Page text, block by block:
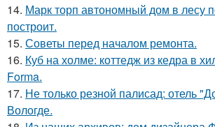
14. Марк торп автономный дом в лесу
построит.
15. Советы перед началом ремонта.
16. Куб на холме: коттедж из кедра в
Forma.
17. Не только резной палисад: отель
Вологде.